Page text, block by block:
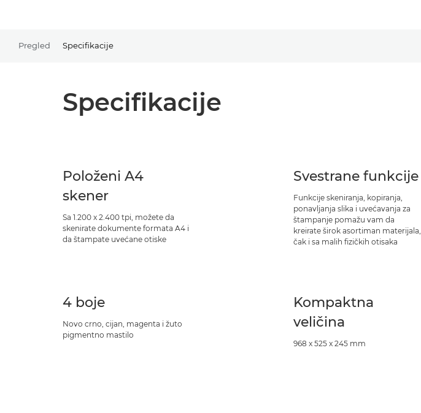
Pregled Specifikacije
Specifikacije
Položeni A4
skener
Sa 1.200 x 2.400 tpi, možete da
skenirate dokumente formata A4 i
da štampate uvećane otiske
Svestrane funkcije
Funkcije skeniranja, kopiranja,
ponavljanja slika i uvećavanja za
štampanje pomažu vam da
kreirate širok asortiman materijala,
čak i sa malih fizičkih otisaka
4 boje
Novo crno, cijan, magenta i žuto
pigmentno mastilo
Kompaktna
veličina
968 x 525 x 245 mm